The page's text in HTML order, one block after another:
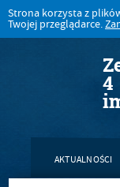
Strona korzysta z
Twojej przeglądarce.
4
AKTUALNOŚCI